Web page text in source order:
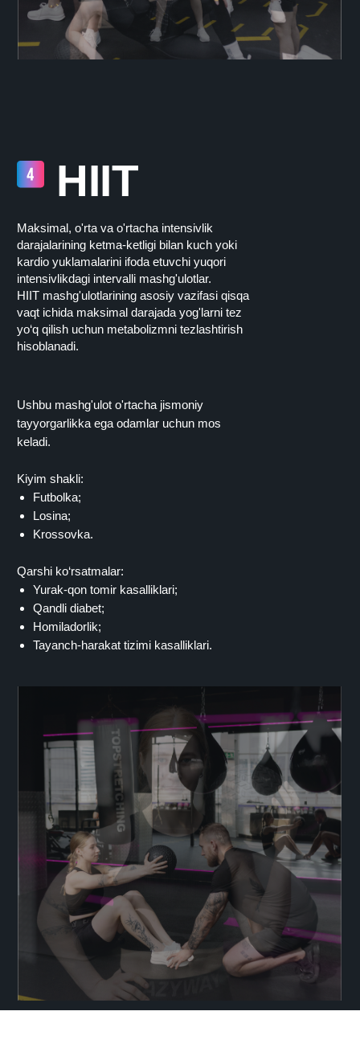
HIIT
Ushbu mashg'ulot o'rtacha jismoniy
tayyorgarlikka ega odamlar uchun mos
keladi.
Kiyim shakli:
Futbolka;
Losina;
Krossovka.
Qarshi ko‘rsatmalar:
Yurak-qon tomir kasalliklari;
Qandli diabet;
Homiladorlik;
Tayanch-harakat tizimi kasalliklari.
Maksimal, o'rta va o'rtacha intensivlik
darajalarining ketma-ketligi bilan kuch yoki
kardio yuklamalarini ifoda etuvchi yuqori
intensivlikdagi intervalli mashg'ulotlar.
HIIT mashg'ulotlarining asosiy vazifasi qisqa
vaqt ichida maksimal darajada yog'larni tez
yo‘q qilish uchun metabolizmni tezlashtirish
hisoblanadi.